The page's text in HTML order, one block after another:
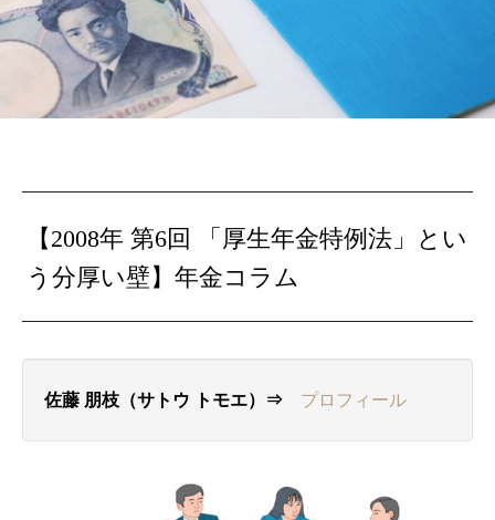
【2008年 第6回 「厚生年金特例法」とい
う分厚い壁】年金コラム
佐藤 朋枝（サトウ トモエ）⇒ プロフィール